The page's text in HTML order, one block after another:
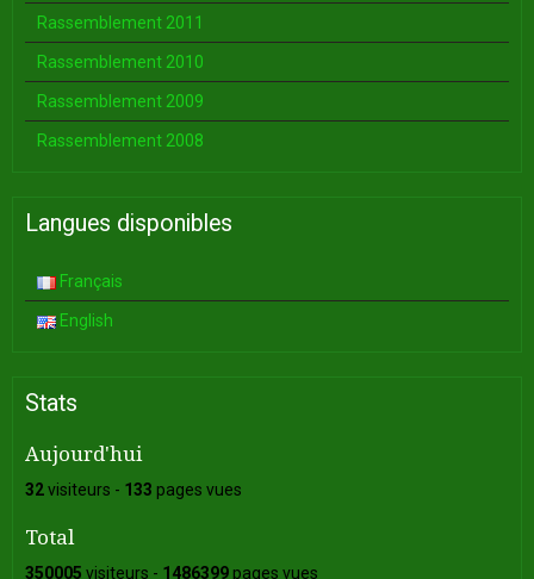
Rassemblement 2011
Rassemblement 2010
Rassemblement 2009
Rassemblement 2008
Langues disponibles
Français
English
Stats
Aujourd'hui
32visiteurs - 133 pages vues
Total
350005 visiteurs - 1486399pages vues